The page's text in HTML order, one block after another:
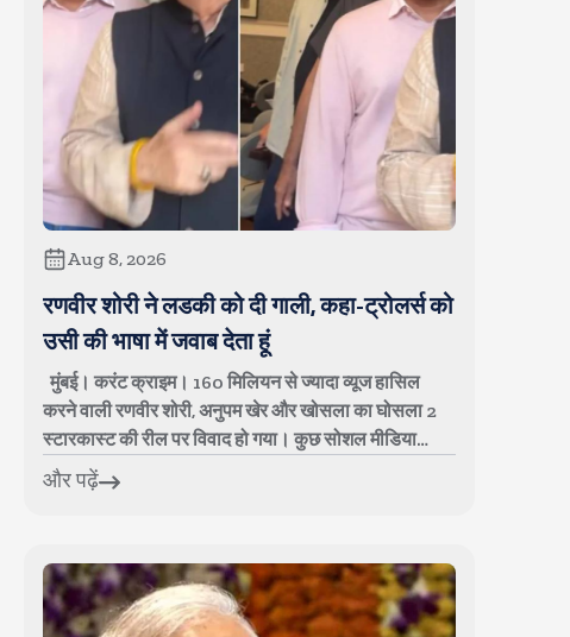
Aug 8, 2026
रणवीर शोरी ने लडकी को दी गाली, कहा-ट्रोलर्स को
उसी की भाषा में जवाब देता हूं
मुंबई। करंट क्राइम। 160 मिलियन से ज्यादा व्यूज हासिल
करने वाली रणवीर शोरी, अनुपम खेर और खोसला का घोसला 2
स्टारकास्ट की रील पर विवाद हो गया। कुछ सोशल मीडिया
यूजर्स ने रील देखने के बाद रणवीर शोरी पर आ...
और पढ़ें